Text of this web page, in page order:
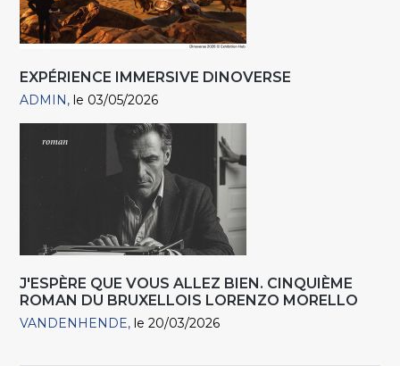
EXPÉRIENCE IMMERSIVE DINOVERSE
ADMIN le 03/05/2026
J'ESPÈRE QUE VOUS ALLEZ BIEN. CINQUIÈME
ROMAN DU BRUXELLOIS LORENZO MORELLO
VANDENHENDE le 20/03/2026